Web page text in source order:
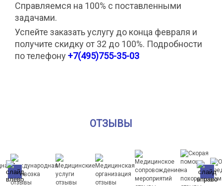
Справляемся на 100% с поставленными
задачами.
Успейте заказать услугу до конца февраля и
получите скидку от 32 до 100%. Подробности
по телефону +7(495)755-35-03
ОТЗЫВЫ